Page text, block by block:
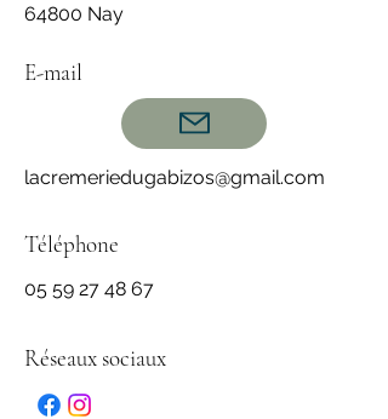
64800 Nay
E-mail
lacremeriedugabizos@gmail.com
​Téléphone
05 59 27 48 67
Réseaux sociaux